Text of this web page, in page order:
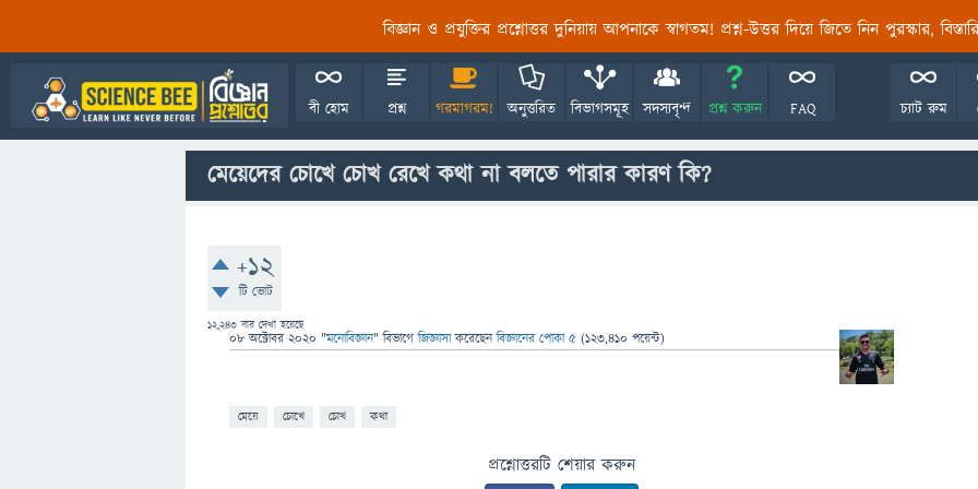
বিজ্ঞান ও প্রযুক্তির প্রশ্নোত্তর দুনিয়ায় আপনাকে স্বাগতম! প্রশ্ন-উত্তর দিয়ে জিতে নিন পুরস্কার,
বী হোম প্রশ্ন গরমাগরম! অনুত্তরিত বিভাগসমূহ সদস্যবৃন্দ প্রশ্ন করুন FAQ চ্যাট রুম
মেয়েদের চোখে চোখ রেখে কথা না বলতে পারার কারণ কি?
+12
টি ভোট
12,243 বার দেখা হয়েছে
08 অক্টোবর 2020 "মনোবিজ্ঞান" বিভাগে জিজ্ঞাসাকরেছেনবিজ্ঞানের পোকা ৫ (123,410 পয়েন্ট)
মেয়ে চোখে চোখ কথা
প্রশ্নোত্তরটি শেয়ার করুন